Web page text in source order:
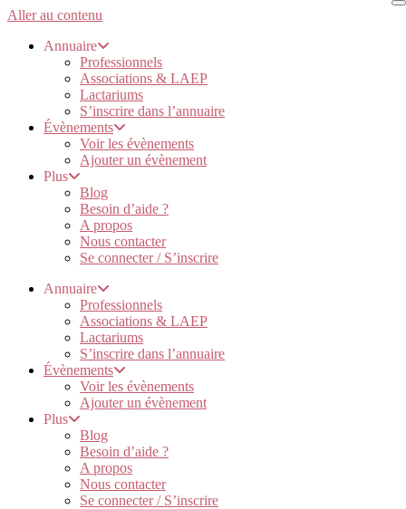
Aller au contenu
Annuaire
Professionnels
Associations & LAEP
Lactariums
S’inscrire dans l’annuaire
Évènements
Voir les évènements
Ajouter un évènement
Plus
Blog
Besoin d’aide ?
A propos
Nous contacter
Se connecter / S’inscrire
Annuaire
Professionnels
Associations & LAEP
Lactariums
S’inscrire dans l’annuaire
Évènements
Voir les évènements
Ajouter un évènement
Plus
Blog
Besoin d’aide ?
A propos
Nous contacter
Se connecter / S’inscrire